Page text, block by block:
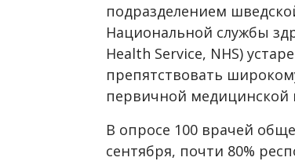
подразделением
Национальной службы
Health Service, NHS)
препятствовать
первичной
В опросе 100 врачей
сентября, почти 80%